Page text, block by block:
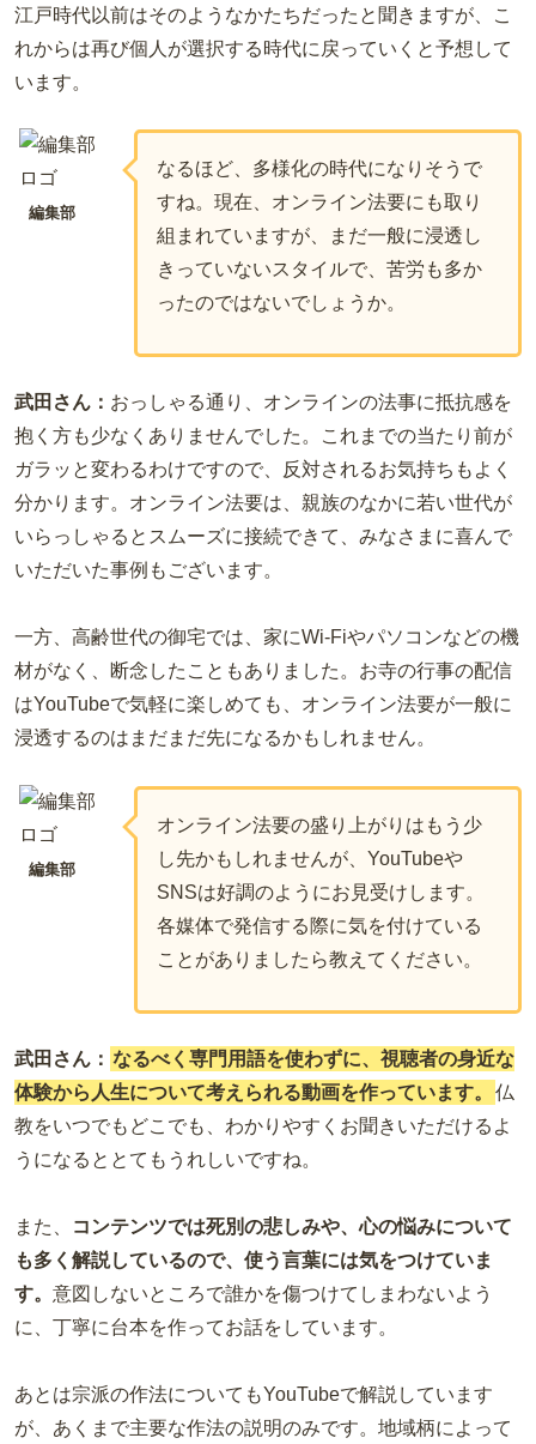
江戸時代以前はそのようなかたちだったと聞きますが、こ
れからは再び個人が選択する時代に戻っていくと予想して
います。
編集部
なるほど、多様化の時代になりそうで
すね。現在、オンライン法要にも取り
組まれていますが、まだ一般に浸透し
きっていないスタイルで、苦労も多か
ったのではないでしょうか。
武田さん： おっしゃる通り、オンラインの法事に抵抗感を
抱く方も少なくありませんでした。これまでの当たり前が
ガラッと変わるわけですので、反対されるお気持ちもよく
分かります。オンライン法要は、親族のなかに若い世代が
いらっしゃるとスムーズに接続できて、みなさまに喜んで
いただいた事例もございます。
一方、高齢世代の御宅では、家にWi-Fiやパソコンなどの機
材がなく、断念したこともありました。お寺の行事の配信
はYouTubeで気軽に楽しめても、オンライン法要が一般に
浸透するのはまだまだ先になるかもしれません。
編集部
オンライン法要の盛り上がりはもう少
し先かもしれませんが、YouTubeや
SNSは好調のようにお見受けします。
各媒体で発信する際に気を付けている
ことがありましたら教えてください。
武田さん： なるべく専門用語を使わずに、視聴者の身近な
体験から人生について考えられる動画を作っています。
仏
教をいつでもどこでも、わかりやすくお聞きいただけるよ
うになるととてもうれしいですね。
また、
コンテンツでは死別の悲しみや、心の悩みについて
も多く解説しているので、使う言葉には気をつけていま
す。 意図しないところで誰かを傷つけてしまわないよう
に、丁寧に台本を作ってお話をしています。
あとは宗派の作法についてもYouTubeで解説しています
が、あくまで主要な作法の説明のみです。地域柄によって